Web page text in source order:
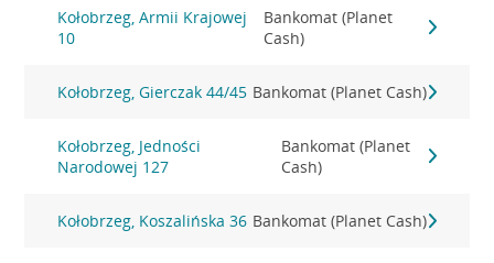
Kołobrzeg, Armii Krajowej
10
Bankomat (Planet
Cash)
Kołobrzeg, Gierczak 44/45 Bankomat (Planet Cash)
Kołobrzeg, Jedności
Narodowej 127
Bankomat (Planet
Cash)
Kołobrzeg, Koszalińska 36 Bankomat (Planet Cash)